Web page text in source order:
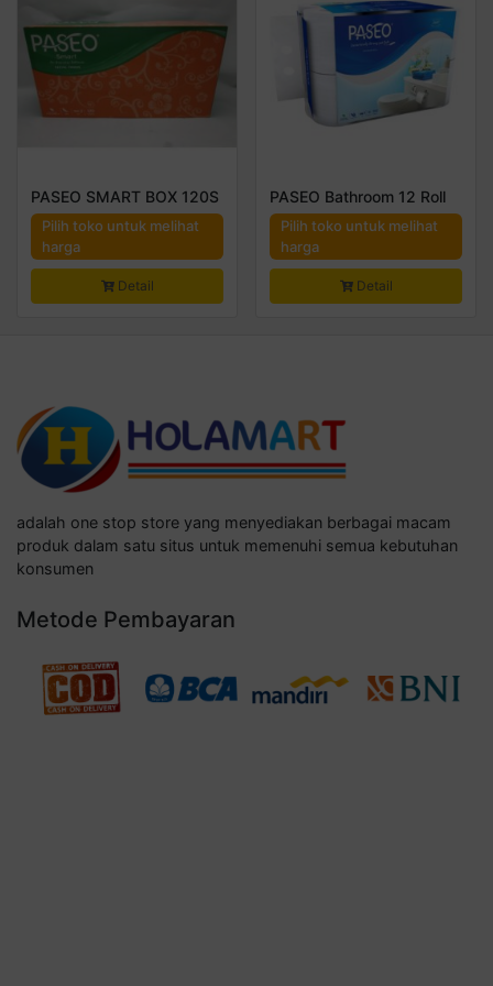
PASEO SMART BOX 120S
Pilih toko untuk melihat
harga
Detail
PASEO Bathroom 12 Roll
Pilih toko untuk melihat
harga
Detail
adalah one stop store yang menyediakan berbagai macam
produk dalam satu situs untuk memenuhi semua kebutuhan
konsumen
Metode Pembayaran